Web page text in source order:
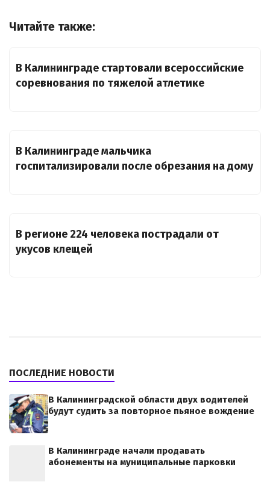
Читайте также:
В Калининграде стартовали всероссийские
соревнования по тяжелой атлетике
В Калининграде мальчика
госпитализировали после обрезания на дому
В регионе 224 человека пострадали от
укусов клещей
ПОСЛЕДНИЕ НОВОСТИ
В Калининградской области двух водителей
будут судить за повторное пьяное вождение
В Калининграде начали продавать
абонементы на муниципальные парковки